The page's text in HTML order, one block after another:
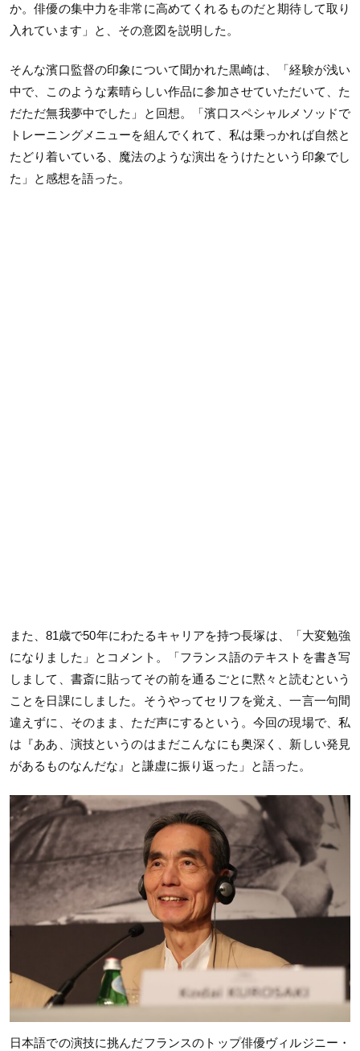
か。俳優の集中力を非常に高めてくれるものだと期待して取り
入れています」と、その意図を説明した。
そんな濱口監督の印象について聞かれた黒崎は、「経験が浅い
中で、このような素晴らしい作品に参加させていただいて、た
だただ無我夢中でした」と回想。「濱口スペシャルメソッドで
トレーニングメニューを組んでくれて、私は乗っかれば自然と
たどり着いている、魔法のような演出をうけたという印象でし
た」と感想を語った。
また、81歳で50年にわたるキャリアを持つ長塚は、「大変勉強
になりました」とコメント。「フランス語のテキストを書き写
しまして、書斎に貼ってその前を通るごとに黙々と読むという
ことを日課にしました。そうやってセリフを覚え、一言一句間
違えずに、そのまま、ただ声にするという。今回の現場で、私
は『ああ、演技というのはまだこんなにも奥深く、新しい発見
があるものなんだな』と謙虚に振り返った」と語った。
日本語での演技に挑んだフランスのトップ俳優ヴィルジニー・